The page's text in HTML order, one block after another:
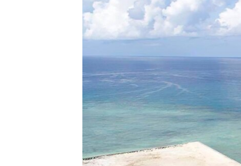
ອິດສະຫຼະພາບດ້ານການຂ່າວ
ວິທະຍາສາດ-ເທັກໂນໂລຈີ